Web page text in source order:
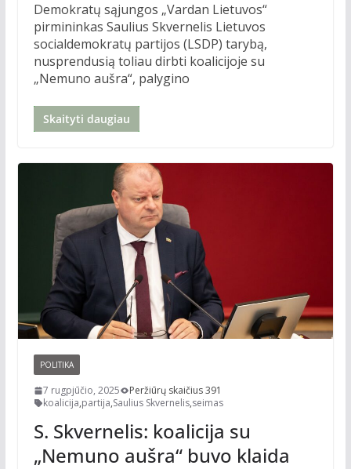
Demokratų sąjungos „Vardan Lietuvos“
pirmininkas Saulius Skvernelis Lietuvos
socialdemokratų partijos (LSDP) tarybą,
nusprendusią toliau dirbti koalicijoje su
„Nemuno aušra“, palygino
Skaityti daugiau
POLITIKA
7 rugpjūčio, 2025
Peržiūrų skaičius 391
koalicija,partija,Saulius Skvernelis,seimas
S. Skvernelis: koalicija su
„Nemuno aušra“ buvo klaida